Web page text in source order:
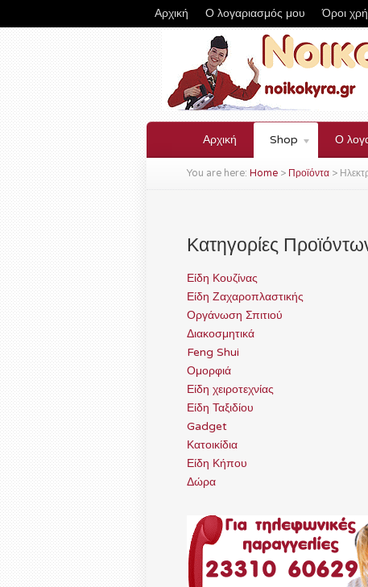
Αρχική Ο λογαριασμός μου Όροι
Αρχική Shop Ο
You are here: Home > Προϊόντα >
Κατηγορίες
Είδη Κουζίνας
Είδη Ζαχαροπλαστικής
Οργάνωση Σπιτιού
Διακοσμητικά
Feng Shui
Ομορφιά
Είδη χειροτεχνίας
Είδη Ταξιδίου
Gadget
Κατοικίδια
Είδη Κήπου
Δώρα